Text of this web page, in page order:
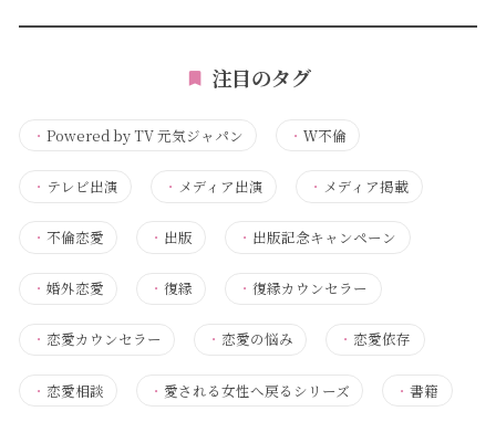
注目のタグ
・ Powered by TV 元気ジャパン ・Ｗ不倫
・ テレビ出演 ・ メディア出演 ・ メディア掲載
・ 不倫恋愛 ・ 出版 ・ 出版記念キャンペーン
・ 婚外恋愛 ・復縁 ・復縁カウンセラー
・ 恋愛カウンセラー ・ 恋愛の悩み ・ 恋愛依存
・ 恋愛相談 ・ 愛される女性へ戻るシリーズ ・書籍